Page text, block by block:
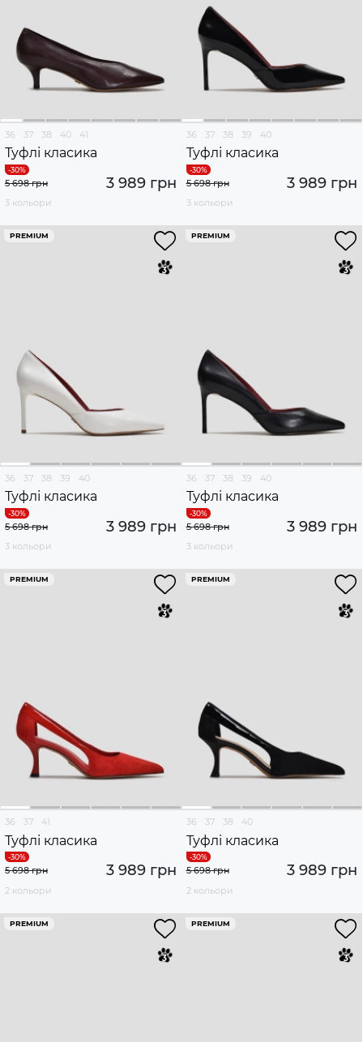
36 37 38 40 41
Туфлі класика
3 989 грн
5 698 грн
3 кольори
36 37 38 39 40
Туфлі класика
3 989 грн
5 698 грн
3 кольори
PREMIUM
36 37 38 39 40
Туфлі класика
3 989 грн
5 698 грн
3 кольори
PREMIUM
36 37 38 39 40
Туфлі класика
3 989 грн
5 698 грн
3 кольори
PREMIUM
36 37 41
Туфлі класика
3 989 грн
5 698 грн
2 кольори
PREMIUM
36 37 38 40
Туфлі класика
3 989 грн
5 698 грн
2 кольори
PREMIUM PREMIUM